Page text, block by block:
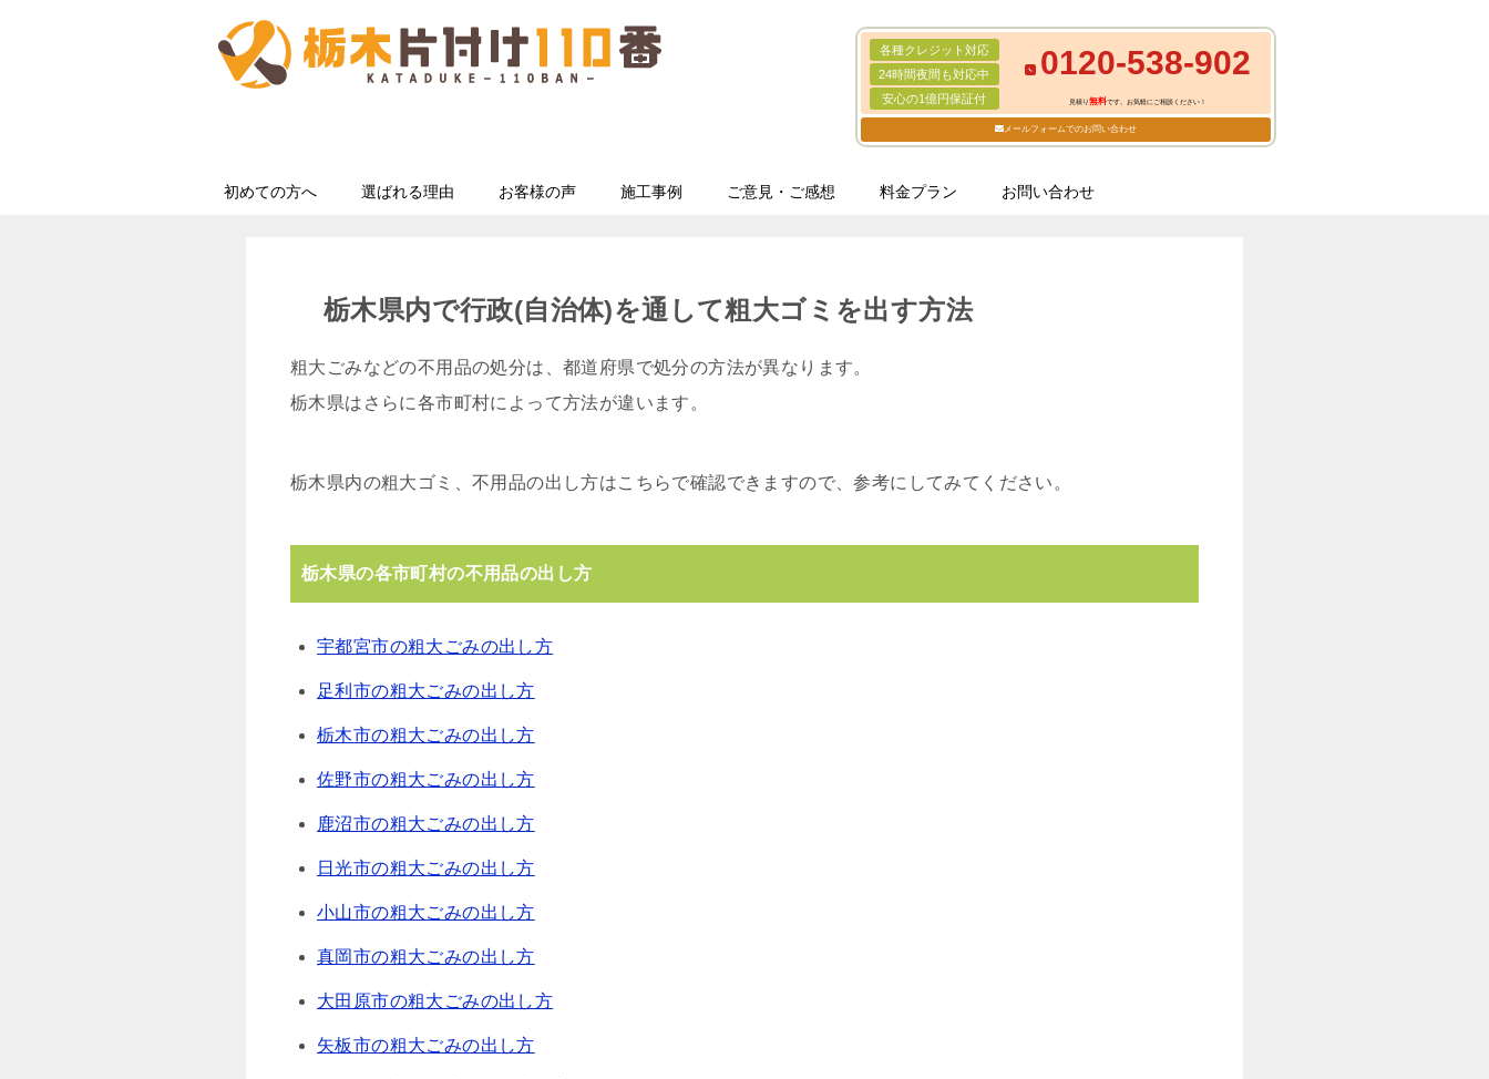
各種クレジット対応
24時間夜間も対応中
安心の1億円保証付
0120-538-902
見積り無料です。お気軽にご相談ください！
メールフォームでのお問い合わせ
初めての方へ 選ばれる理由 お客様の声 施工事例 ご意見・ご感想 料金プラン お問い合わせ
栃木県内で行政(自治体)を通して粗大ゴミを出す方法
粗大ごみなどの不用品の処分は、都道府県で処分の方法が異なります。
栃木県はさらに各市町村によって方法が違います。
栃木県内の粗大ゴミ、不用品の出し方はこちらで確認できますので、参考にしてみてください。
栃木県の各市町村の不用品の出し方
宇都宮市の粗大ごみの出し方
足利市の粗大ごみの出し方
栃木市の粗大ごみの出し方
佐野市の粗大ごみの出し方
鹿沼市の粗大ごみの出し方
日光市の粗大ごみの出し方
小山市の粗大ごみの出し方
真岡市の粗大ごみの出し方
大田原市の粗大ごみの出し方
矢板市の粗大ごみの出し方